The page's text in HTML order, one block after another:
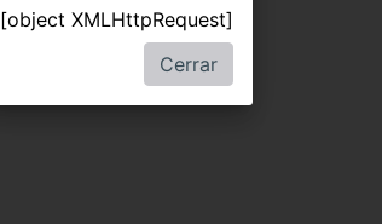
[object XMLHttpRequest]
Cerrar